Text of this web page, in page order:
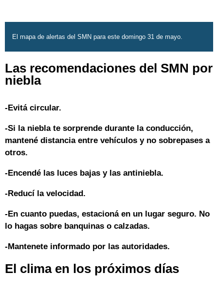
El mapa de alertas del SMN para este domingo 31 de mayo.
Las recomendaciones del SMN por
niebla
-Evitá circular.
-Si la niebla te sorprende durante la conducción,
mantené distancia entre vehículos y no sobrepases a
otros.
-Encendé las luces bajas y las antiniebla.
-Reducí la velocidad.
-En cuanto puedas, estacioná en un lugar seguro. No
lo hagas sobre banquinas o calzadas.
-Mantenete informado por las autoridades.
El clima en los próximos días